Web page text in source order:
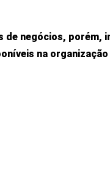
de negócios, porém,
na